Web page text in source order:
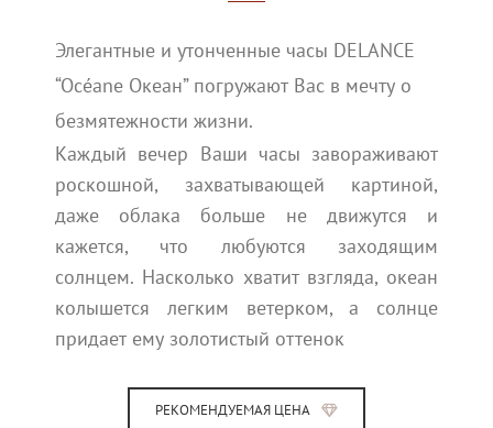
Элегантные и утонченные часы DELANCE
“Océane Океан” погружают Вас в мечту о
безмятежности жизни.
Каждый вечер Ваши часы завораживают
роскошной, захватывающей картиной,
даже облака больше не движутся и
кажется, что любуются заходящим
солнцем. Насколько хватит взгляда, океан
колышется легким ветерком, а солнце
придает ему золотистый оттенок
РЕКОМЕНДУЕМАЯ ЦЕНА